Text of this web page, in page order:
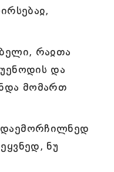
რაჲთა
და
მომართ
ნუ